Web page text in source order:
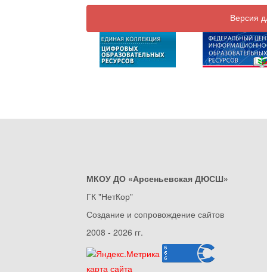
Версия
МКОУ ДО «Арсеньевская ДЮСШ»
ГК "НетКор"
Создание и сопровождение сайтов
2008 - 2026 гг.
карта сайта